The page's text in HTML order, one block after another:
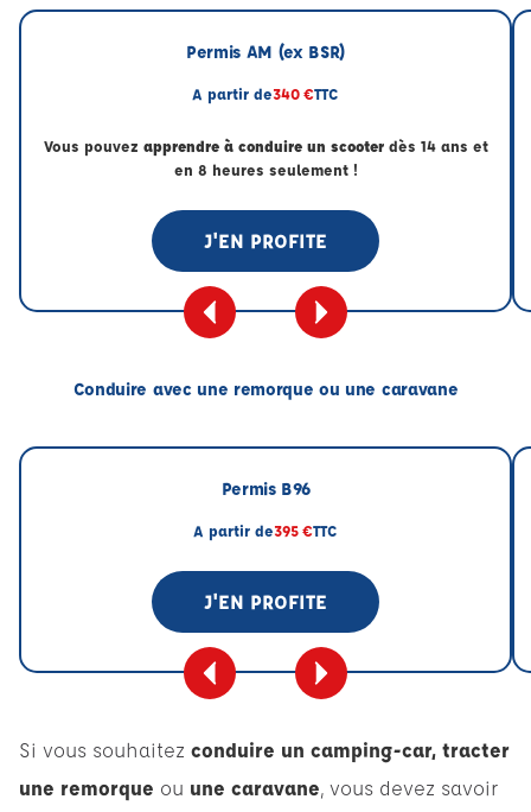
Permis AM (ex BSR)
A partir de340 €TTC
Vous pouvez apprendre à conduire un scooterdès 14 ans et
en 8 heures seulement !
J'EN PROFITE
Conduire avec une remorque ou une caravane
Permis B96
A partir de395 €TTC
J'EN PROFITE
Si vous souhaitez conduire un camping-car, tracter
une remorque ou une caravane, vous devez savoir